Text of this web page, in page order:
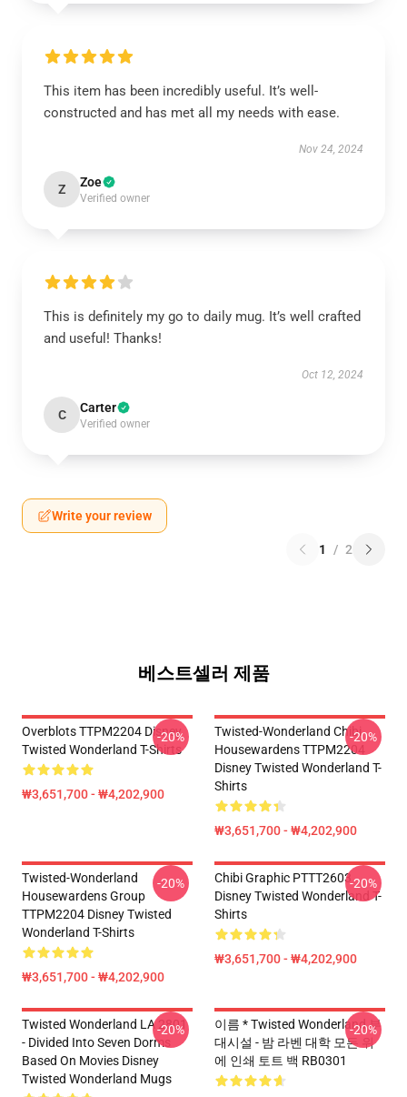
This item has been incredibly useful. It’s well-
constructed and has met all my needs with ease.
Nov 24, 2024
Z Zoe
Verified owner
This is definitely my go to daily mug. It’s well crafted
and useful! Thanks!
Oct 12, 2024
C Carter
Verified owner
Write your review
1 / 2
베스트셀러 제품
Overblots TTPM2204 Disney
Twisted Wonderland T-Shirts
₩3,651,700 - ₩4,202,900
-20%
Twisted-Wonderland Chibi
Housewardens TTPM2204
Disney Twisted Wonderland T-
Shirts
₩3,651,700 - ₩4,202,900
-20%
Twisted-Wonderland
Housewardens Group
TTPM2204 Disney Twisted
Wonderland T-Shirts
₩3,651,700 - ₩4,202,900
-20%
Chibi Graphic PTTT2603
Disney Twisted Wonderland T-
Shirts
₩3,651,700 - ₩4,202,900
-20%
Twisted Wonderland LA 2801
- Divided Into Seven Dorms
Based On Movies Disney
Twisted Wonderland Mugs
-20%
이름 * Twisted Wonderland 부
대시설 - 밤 라벤 대학 모든 위
에 인쇄 토트 백 RB0301
-20%